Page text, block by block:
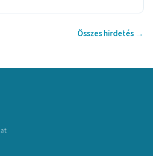
Összes hirdetés →